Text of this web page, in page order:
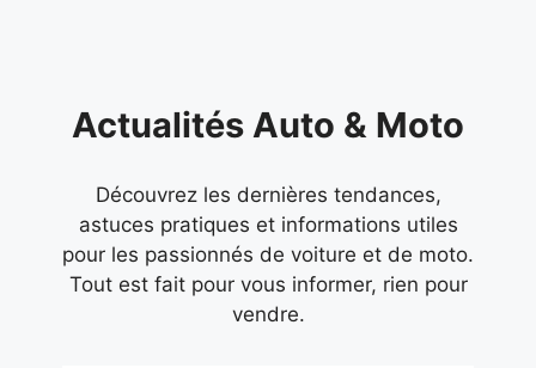
Actualités Auto & Moto
Découvrez les dernières tendances,
astuces pratiques et informations utiles
pour les passionnés de voiture et de moto.
Tout est fait pour vous informer, rien pour
vendre.